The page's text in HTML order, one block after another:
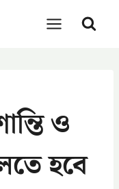
ও
হবে